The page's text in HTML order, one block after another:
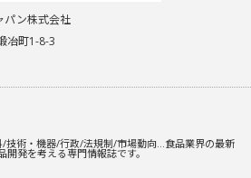
パン株式会社
冶町1-8-3
技術・機器/行政/法規制/市場動向…食品業界の最新
発を考える専門情報誌です。